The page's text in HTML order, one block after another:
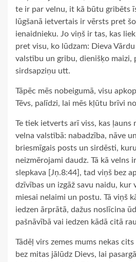
te ir par velnu, it kā būtu gribēts
lūgšanā ietvertais ir vērsts pret
ienaidnieku. Jo viņš ir tas, kas
pret visu, ko lūdzam: Dieva
valstību un gribu, dienišķo maizi,
sirdsapziņu utt.
Tāpēc mēs nobeigumā, visu
Tēvs, palīdzi, lai mēs kļūtu brīvi
Te tiek ietverts arī viss, kas ļauns
velna valstībā: nabadzība, nāve
briesmīgais posts un sirdēsti,
neizmērojami daudz. Tā kā velns
slepkava [Jņ.8:44], tad viņš bez
dzīvības un izgāž savu naidu, kur
miesai nelaimi un postu. Tā viņš
iedzen ārprātā, dažus noslīcina
pašnāvībā vai iedzen kādā citā
Tādēļ virs zemes mums nekas
bez mitas jālūdz Dievs, lai